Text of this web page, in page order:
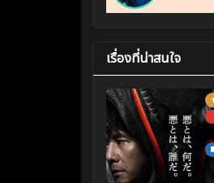
เรื่องที่น่าสนใจ